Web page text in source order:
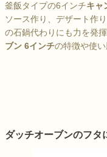
釜飯タイプの6インチキャ
ソース作り、デザート作
の石鍋代わりにも力を発
ブン 6インチの特徴や使い
ダッチオーブンのフタ